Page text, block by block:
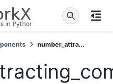
number_attra...